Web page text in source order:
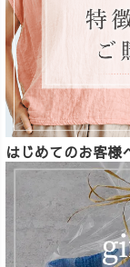
はじめてのお客様